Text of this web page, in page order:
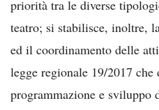
priorità tra le diverse
teatro; si stabilisce, inoltre,
ed il coordinamento delle
legge regionale 19/2017
programmazione e sviluppo